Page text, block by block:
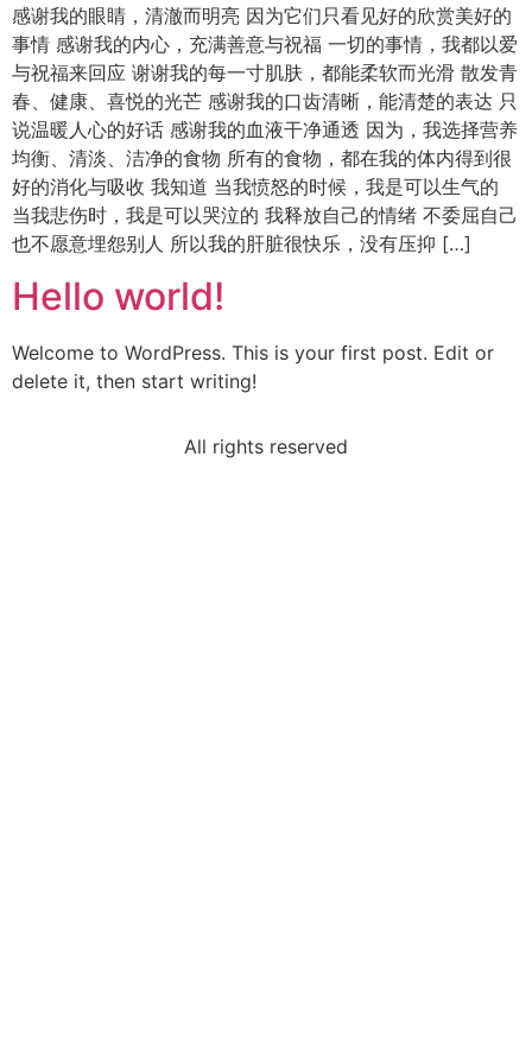
感谢我的眼睛，清澈而明亮 因为它们只看见好的欣赏美好的
事情 感谢我的内心，充满善意与祝福 一切的事情，我都以爱
与祝福来回应 谢谢我的每一寸肌肤，都能柔软而光滑 散发青
春、健康、喜悦的光芒 感谢我的口齿清晰，能清楚的表达 只
说温暖人心的好话 感谢我的血液干净通透 因为，我选择营养
均衡、清淡、洁净的食物 所有的食物，都在我的体内得到很
好的消化与吸收 我知道 当我愤怒的时候，我是可以生气的
当我悲伤时，我是可以哭泣的 我释放自己的情绪 不委屈自己
也不愿意埋怨别人 所以我的肝脏很快乐，没有压抑 […]
Hello world!
Welcome to WordPress. This is your first post. Edit or
delete it, then start writing!
All rights reserved